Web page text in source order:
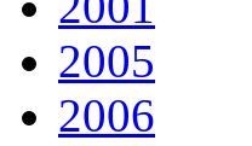
2005
2006